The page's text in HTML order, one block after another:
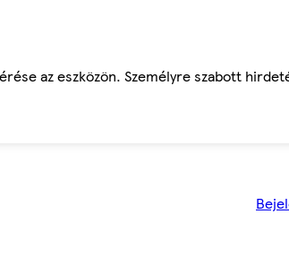
az eszközön. Személyre szabott